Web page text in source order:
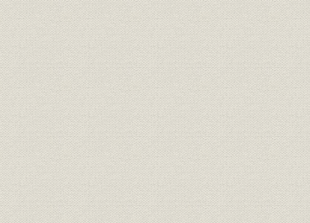
沿革
昭和20年(1945年)~昭和36年
(1961年)
昭和22年
(1961年)